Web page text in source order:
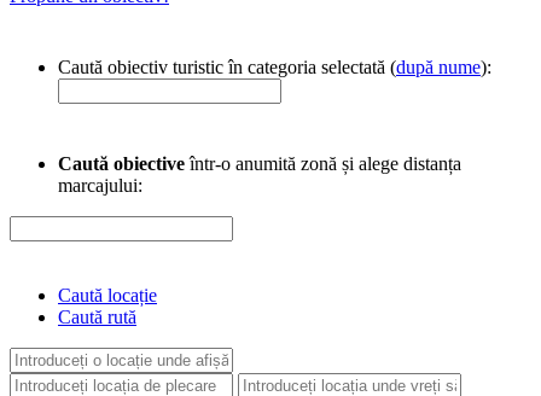
Caută obiectiv turistic în categoria selectată (după nume):
Caută obiectiveîntr-o anumită zonă și alege distanța
marcajului:
Caută locație
Caută rută